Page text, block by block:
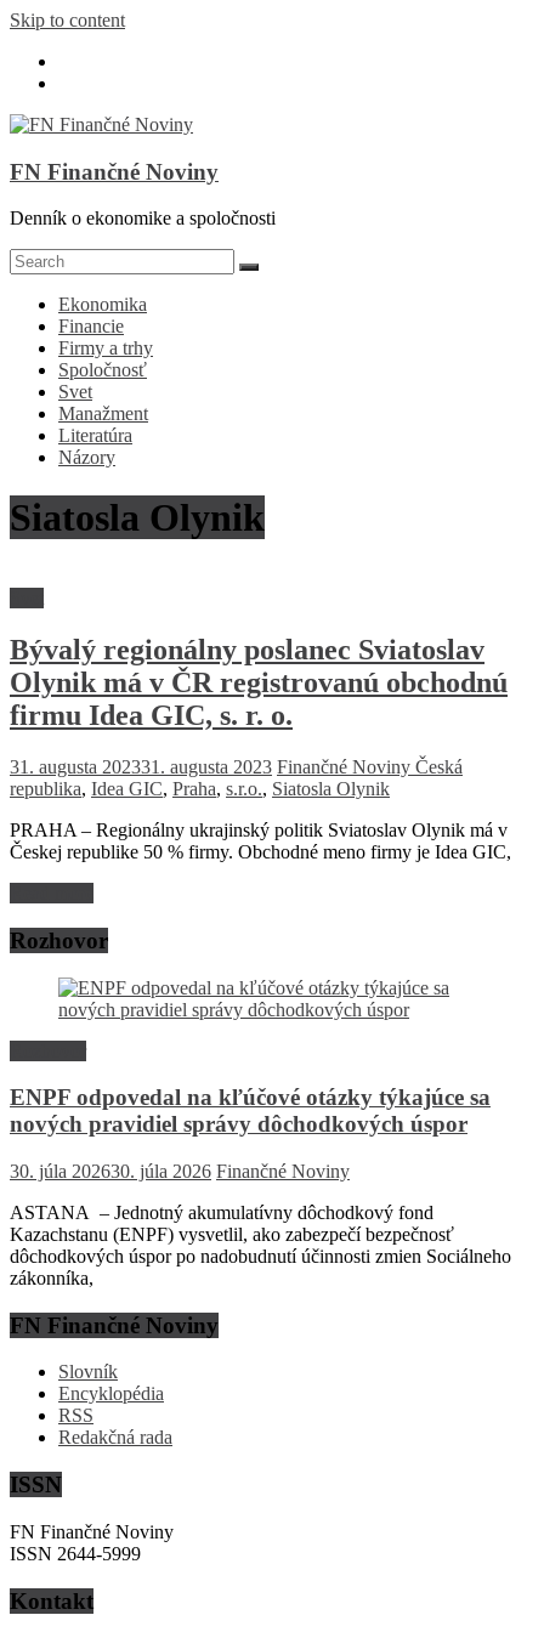
Skip to content
FN Finančné Noviny
Denník o ekonomike a spoločnosti
Ekonomika
Financie
Firmy a trhy
Spoločnosť
Svet
Manažment
Literatúra
Názory
Siatosla Olynik
Bývalý regionálny poslanec Sviatoslav
Olynik má v ČR registrovanú obchodnú
firmu Idea GIC, s. r. o.
31. augusta 202331. augusta 2023 Finančné Noviny Česká
republika, Idea GIC, Praha, s.r.o., Siatosla Olynik
PRAHA – Regionálny ukrajinský politik Sviatoslav Olynik má v
Českej republike 50 % firmy. Obchodné meno firmy je Idea GIC,
Rozhovor
ENPF odpovedal na kľúčové otázky týkajúce sa
nových pravidiel správy dôchodkových úspor
30. júla 202630. júla 2026 Finančné Noviny
ASTANA – Jednotný akumulatívny dôchodkový fond
Kazachstanu (ENPF) vysvetlil, ako zabezpečí bezpečnosť
dôchodkových úspor po nadobudnutí účinnosti zmien Sociálneho
zákonníka,
FN Finančné Noviny
Slovník
Encyklopédia
RSS
Redakčná rada
ISSN
FN Finančné Noviny
ISSN 2644-5999
Kontakt